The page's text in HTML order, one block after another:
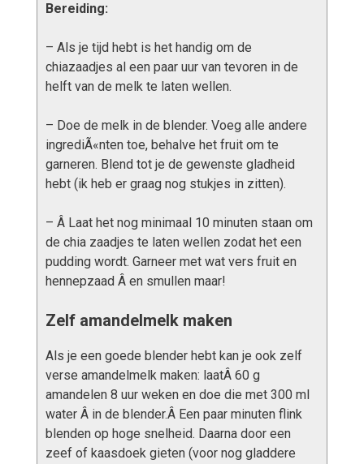
Bereiding:
– Als je tijd hebt is het handig om de
chiazaadjes al een paar uur van tevoren in de
helft van de melk te laten wellen.
– Doe de melk in de blender. Voeg alle andere
ingrediÃ«nten toe, behalve het fruit om te
garneren. Blend tot je de gewenste gladheid
hebt (ik heb er graag nog stukjes in zitten).
– Â Laat het nog minimaal 10 minuten staan om
de chia zaadjes te laten wellen zodat het een
pudding wordt. Garneer met wat vers fruit en
hennepzaad Â en smullen maar!
Zelf amandelmelk maken
Als je een goede blender hebt kan je ook zelf
verse amandelmelk maken: laatÂ 60 g
amandelen 8 uur weken en doe die met 300 ml
water Â in de blender.Â Een paar minuten flink
blenden op hoge snelheid. Daarna door een
zeef of kaasdoek gieten (voor nog gladdere